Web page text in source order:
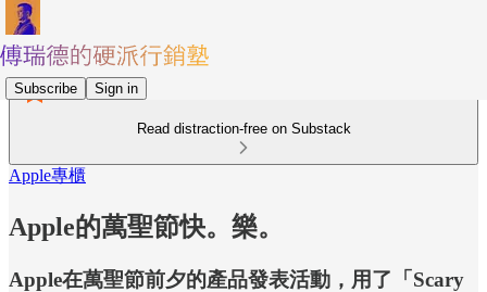
Subscribe Sign in
Read distraction-free on Substack
Apple專櫃
Apple的萬聖節快。樂。
Apple在萬聖節前夕的產品發表活動，用了「Scary